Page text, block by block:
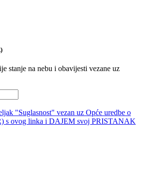
stanje na nebu i obavijesti vezane uz
"Suglasnost" vezan uz Opće uredbe o
s ovog linka i DAJEM svoj PRISTANAK